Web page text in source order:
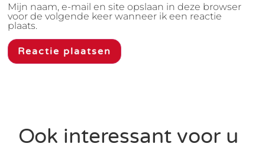
Mijn naam, e-mail en site opslaan in deze browser
voor de volgende keer wanneer ik een reactie
plaats.
Ook interessant voor u